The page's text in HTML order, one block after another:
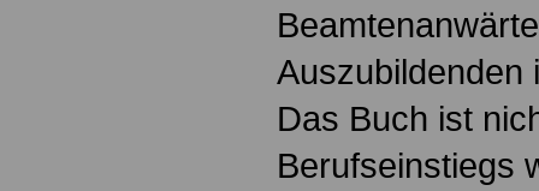
Auszubildenden
Das Buch ist
Berufseinstiegs